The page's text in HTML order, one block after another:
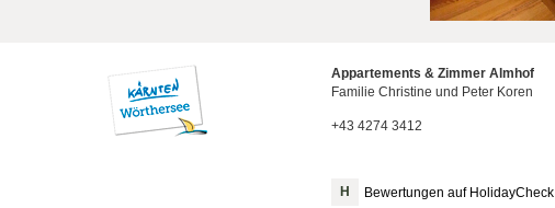
Appartements & Zimmer Almhof
Familie Christine und Peter Koren
+43 4274 3412
Bewertungen auf HolidayCheck